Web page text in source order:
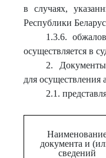
в случаях,
Республики
1.3.6.
осуществляется в
2.
для
2.1.
документа и
сведений